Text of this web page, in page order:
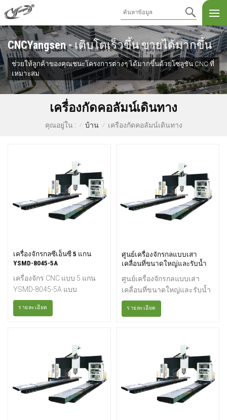
CNCYangsen - เติบโตเร็วขึ้น ขายได้มากขึ้น
ช่วยให้ลูกค้าของคุณชนะโครงการต่างๆ ได้มากขึ้นด้วยโซลูชัน CNC ที่
เหมาะสม
เครื่องกัดคอลัมน์เดินทาง
คุณอยู่ใน : / บ้าน / เครื่องกัดคอลัมน์เดินทาง
เครื่องจักรกลซีเอ็นซี 5 แกน
YSMD-8045-5A
เครื่องจักร CNC แบบ 5 แกน
YSMD-8045-5A แบบ
โครงสร้างเสาคู่เครื่องจักรกล
ซีเอ็นซีแบบโครงสร้าง 5 แกน
และการเจาะมีความแม่นยำสูง
ด้วยประสิทธิภาพและความถูก
ต้องที่ดียิ่งขึ้น เครื่องจักรกล
ประเภทนี้มีความสามารถใน
การเคลื่อนเครื่องมือตัดไปตาม
แกนต่างๆ 5 แกนพร้อมกัน
รายละเอียด
ศูนย์เครื่องจักรกลแบบเสา
เคลื่อนที่ขนาดใหญ่และรับน้ำ
หนักมาก YSMD-18046
ศูนย์เครื่องจักรกลแบบเสา
เคลื่อนที่ขนาดใหญ่และรับน้ำ
หนักมากโครงสร้างแบบเสาคู่
ให้การรองรับที่แข็งแรงสูง ใช้
เสถียร และลดภาระของสกรู
บอล รักษาความแม่นยำได้
รายละเอียด